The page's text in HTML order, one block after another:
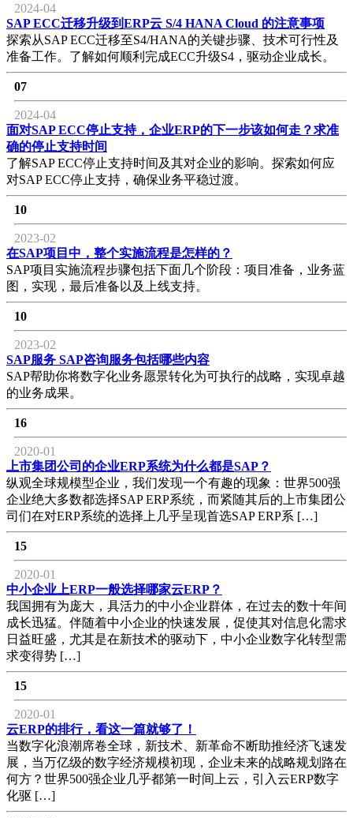
2024-04
SAP ECC迁移升级到ERP云 S/4 HANA Cloud 的注意事项
探索从SAP ECC迁移至S4/HANA的关键步骤、技术可行性及
准备工作。了解如何顺利完成ECC升级S4，驱动企业成长。
07
2024-04
面对SAP ECC停止支持，企业ERP的下一步该如何走？求准
确的停止支持时间
了解SAP ECC停止支持时间及其对企业的影响。探索如何应
对SAP ECC停止支持，确保业务平稳过渡。
10
2023-02
在SAP项目中，整个实施流程是怎样的？
SAP项目实施流程步骤包括下面几个阶段：项目准备，业务蓝
图，实现，最后准备以及上线支持。
10
2023-02
SAP服务 SAP咨询服务包括哪些内容
SAP帮助你将数字化业务愿景转化为可执行的战略，实现卓越
的业务成果。
16
2020-01
上市集团公司的企业ERP系统为什么都是SAP？
纵观全球规模型企业，我们发现一个有趣的现象：世界500强
企业绝大多数都选择SAP ERP系统，而紧随其后的上市集团公
司们在对ERP系统的选择上几乎呈现首选SAP ERP系 […]
15
2020-01
中小企业上ERP一般选择哪家云ERP？
我国拥有为庞大，具活力的中小企业群体，在过去的数十年间
成长迅猛。伴随着中小企业的快速发展，促使其对信息化需求
日益旺盛，尤其是在新技术的驱动下，中小企业数字化转型需
求变得势 […]
15
2020-01
云ERP的排行，看这一篇就够了！
当数字化浪潮席卷全球，新技术、新革命不断助推经济飞速发
展，当万亿级的数字经济规模初现，企业未来的战略规划路在
何方？世界500强企业几乎都第一时间上云，引入云ERP数字
化驱 […]